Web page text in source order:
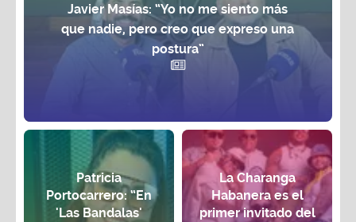
Javier Masías: “Yo no me siento más
que nadie, pero creo que expreso una
postura”
Patricia
Portocarrero: “En
'Las Bandalas'
La Charanga
Habanera es el
primer invitado del